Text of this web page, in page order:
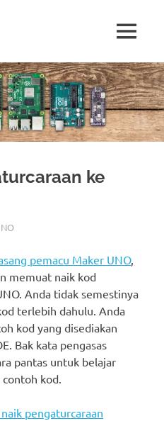
MENU
ke
pemacu Maker UNO,
memuat naik kod
Anda tidak semestinya
terlebih dahulu. Anda
kod yang disediakan
Bak kata pengasas
pantas untuk belajar
kod.
pengaturcaraan